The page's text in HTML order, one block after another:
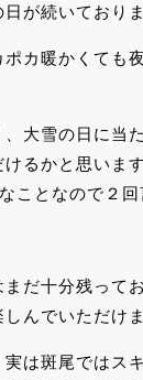
が続いておりま
カ暖かくても
大雪の日に当
るかと思いま
ことなので２回
だ十分残って
んでいただけま
は斑尾ではス